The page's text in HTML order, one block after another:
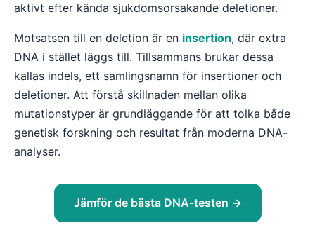
aktivt efter kända sjukdomsorsakande deletioner.
Motsatsen till en deletion är en insertion, där extra
DNA i stället läggs till. Tillsammans brukar dessa
kallas indels, ett samlingsnamn för insertioner och
deletioner. Att förstå skillnaden mellan olika
mutationstyper är grundläggande för att tolka både
genetisk forskning och resultat från moderna DNA-
analyser.
Jämför de bästa DNA-testen →